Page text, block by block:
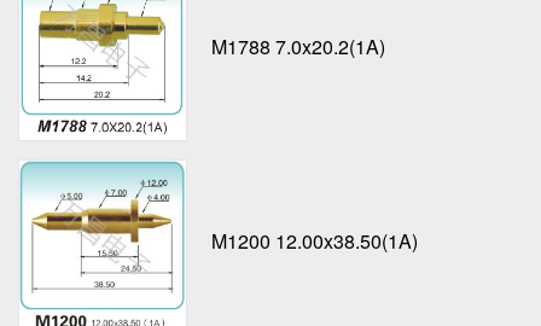
M1788 7.0x20.2(1A)
M1200 12.00x38.50(1A)